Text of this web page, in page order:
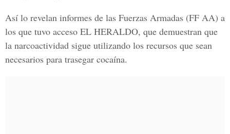
Así lo revelan informes de las Fuerzas Armadas (FF AA) a
los que tuvo acceso EL HERALDO, que demuestran que
la narcoactividad sigue utilizando los recursos que sean
necesarios para trasegar cocaína.